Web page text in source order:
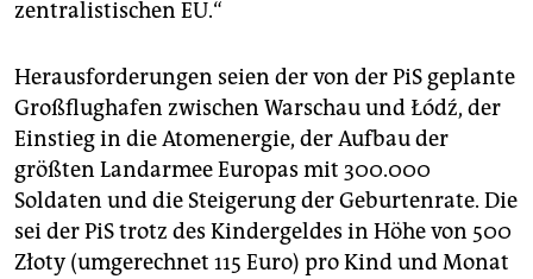
zentralistischen EU.“
Herausforderungen seien der von der PiS geplante
Großflughafen zwischen Warschau und Łódź, der
Einstieg in die Atomenergie, der Aufbau der
größten Landarmee Europas mit 300.000
Soldaten und die Steigerung der Geburtenrate. Die
sei der PiS trotz des Kindergeldes in Höhe von 500
Złoty (umgerechnet 115 Euro) pro Kind und Monat